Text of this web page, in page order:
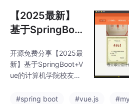
过*AIGC*）
【2025最新】
基于SpringBoo
学院校友网管理
系统源码+MyBa
开源免费分享【2025最
新】基于SpringBoot+V
ue的计算机学院校友网
+MySQL可提供说明文
#spring boot #vue.js